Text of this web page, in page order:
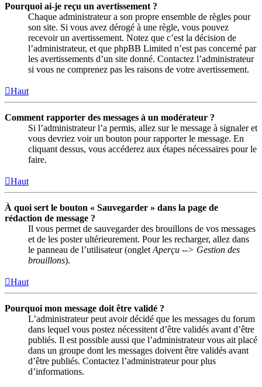
Pourquoi ai-je reçu un avertissement ?
Chaque administrateur a son propre ensemble de règles pour
son site. Si vous avez dérogé à une règle, vous pouvez
recevoir un avertissement. Notez que c’est la décision de
l’administrateur, et que phpBB Limited n’est pas concerné par
les avertissements d’un site donné. Contactez l’administrateur
si vous ne comprenez pas les raisons de votre avertissement.
Haut
Comment rapporter des messages à un modérateur ?
Si l’administrateur l’a permis, allez sur le message à signaler et
vous devriez voir un bouton pour rapporter le message. En
cliquant dessus, vous accéderez aux étapes nécessaires pour le
faire.
Haut
À quoi sert le bouton « Sauvegarder » dans la page de
rédaction de message ?
Il vous permet de sauvegarder des brouillons de vos messages
et de les poster ultérieurement. Pour les recharger, allez dans
le panneau de l’utilisateur (onglet Aperçu --> Gestion des
brouillons).
Haut
Pourquoi mon message doit être validé ?
L’administrateur peut avoir décidé que les messages du forum
dans lequel vous postez nécessitent d’être validés avant d’être
publiés. Il est possible aussi que l’administrateur vous ait placé
dans un groupe dont les messages doivent être validés avant
d’être publiés. Contactez l’administrateur pour plus
d’informations.